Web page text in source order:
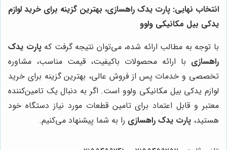
انتخاب نهایی: پارت یدک راهسازی، بهترین گزینه برای خرید لوازم
یدکی بیل مکانیکی ولوو
با توجه به مطالب ارائه شده، می‌توان نتیجه گرفت کهپارت یدک
راهسازی با ارائه محصولات باکیفیت، قیمت مناسب، مشاوره
تخصصی و خدمات پس از فروش عالی، بهترین گزینه برای خرید
لوازم یدکی بیل مکانیکی ولوو است. اگر به دنبال یک تامین‌کننده
معتبر و قابل اعتماد برای تامین قطعات مورد نیاز دستگاه خود
هستید، پارت یدک راهسازی را به شما پیشنهاد می‌کنیم.